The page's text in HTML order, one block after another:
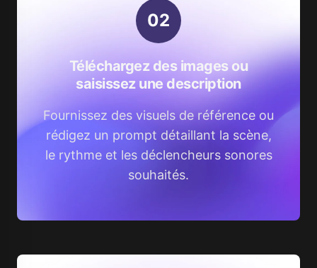
02
Téléchargez des images ou
saisissez une description
Fournissez des visuels de référence ou
rédigez un prompt détaillant la scène,
le rythme et les déclencheurs sonores
souhaités.